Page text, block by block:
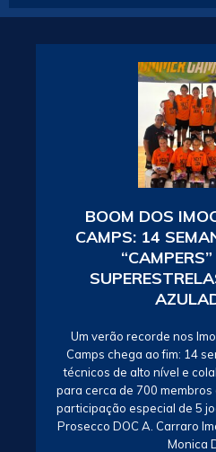
BOOM DOS
CAMPS: 14
Um verão recorde nos
Camps chega ao fim: 14
técnicos de alto nível e
para cerca de 700 membros
participação especial de 5
Prosecco DOC A. Carraro
Monica